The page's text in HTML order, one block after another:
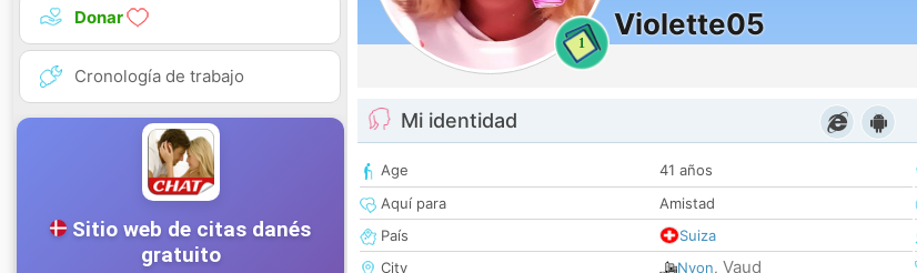
Donar
Cronología de trabajo
1
Violette05
Mi identidad
Age
41 años
Aquí para
Amistad
País
Suiza
City
Nyon, Vaud